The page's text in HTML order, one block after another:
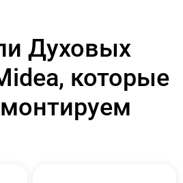
Духовых
которые